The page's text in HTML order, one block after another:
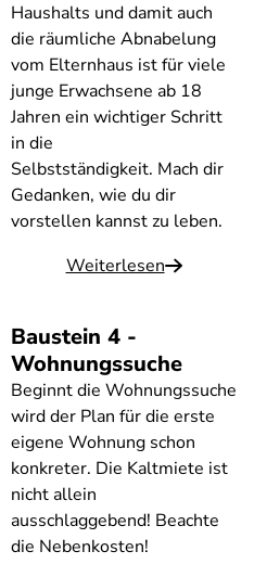
Haushalts und damit auch
die räumliche Abnabelung
vom Elternhaus ist für viele
junge Erwachsene ab 18
Jahren ein wichtiger Schritt
in die
Selbstständigkeit. Mach dir
Gedanken, wie du dir
vorstellen kannst zu leben.
Weiterlesen
Baustein 4 -
Wohnungssuche
Beginnt die Wohnungssuche
wird der Plan für die erste
eigene Wohnung schon
konkreter. Die Kaltmiete ist
nicht allein
ausschlaggebend! Beachte
die Nebenkosten!